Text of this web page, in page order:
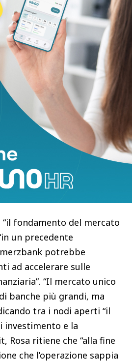
in causa direttamente
Italiana Banche Estere
dall’atteggiamento del
politico e
guardi con
economico”, ma
e di mercato unico
crescere attraverso
di mercato e di
“il fondamento del mercato
un precedente
potrebbe
ad accelerare sulle
“Il mercato unico
banche più grandi, ma
tra i nodi aperti “il
investimento e la
Rosa ritiene che “alla fine
che l’operazione sappia